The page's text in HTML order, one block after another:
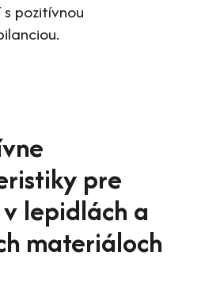
pozitívnou
pre
lepidlách a
materiáloch